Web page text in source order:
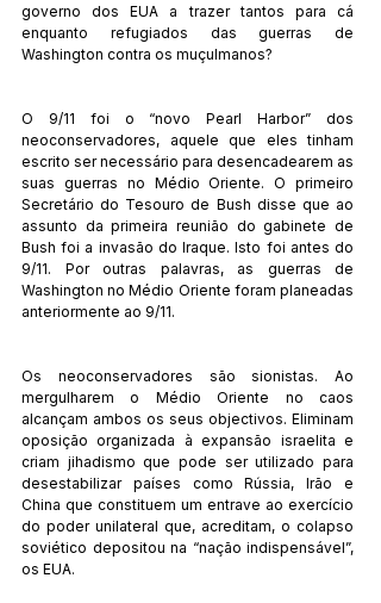
governo dos EUA a trazer tantos para cá
enquanto refugiados das guerras de
Washington contra os muçulmanos?
O 9/11 foi o “novo Pearl Harbor” dos
neoconservadores, aquele que eles tinham
escrito ser necessário para desencadearem as
suas guerras no Médio Oriente. O primeiro
Secretário do Tesouro de Bush disse que ao
assunto da primeira reunião do gabinete de
Bush foi a invasão do Iraque. Isto foi antes do
9/11. Por outras palavras, as guerras de
Washington no Médio Oriente foram planeadas
anteriormente ao 9/11.
Os neoconservadores são sionistas. Ao
mergulharem o Médio Oriente no caos
alcançam ambos os seus objectivos. Eliminam
oposição organizada à expansão israelita e
criam jihadismo que pode ser utilizado para
desestabilizar países como Rússia, Irão e
China que constituem um entrave ao exercício
do poder unilateral que, acreditam, o colapso
soviético depositou na “nação indispensável”,
os EUA.